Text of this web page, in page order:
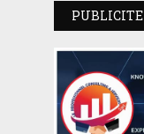
PUBLICITE